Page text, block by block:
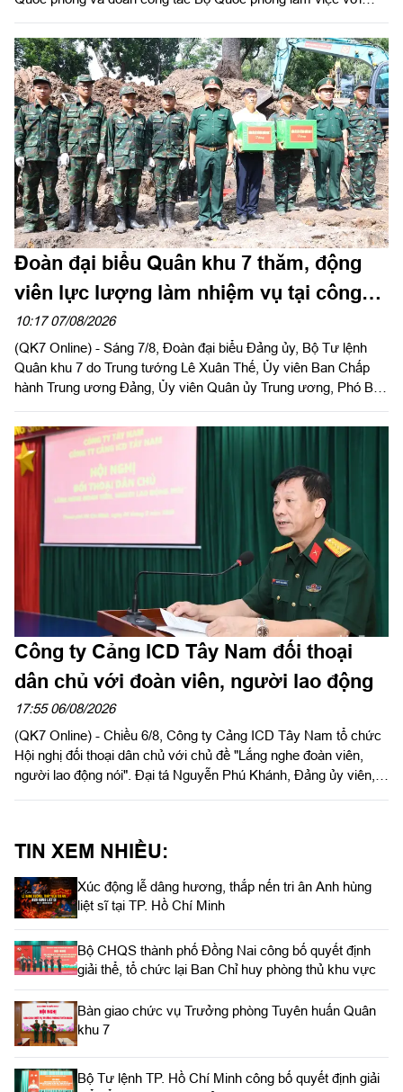
chức cơ cấu lại doanh nghiệp. Thiếu tướng Đặng Văn Lẫm, Ủy
viên Thường vụ Đảng ủy, Phó Tư lệnh Quân khu tiếp đoàn.
Đoàn đại biểu Quân khu 7 thăm, động
viên lực lượng làm nhiệm vụ tại công
viên Lê Thị Riêng
10:17 07/08/2026
(QK7 Online) - Sáng 7/8, Đoàn đại biểu Đảng ủy, Bộ Tư lệnh
Quân khu 7 do Trung tướng Lê Xuân Thế, Ủy viên Ban Chấp
hành Trung ương Đảng, Ủy viên Quân ủy Trung ương, Phó Bí
hoa, dâng hương tưởng niệm cố Tổng Bí thư Trần Phú, các anh
hùng liệt sĩ và thăm, động viên lực lượng đang làm nhiệm vụ tại
công viên Lê Thị Riêng, Thành phố Hồ Chí Minh.
Công ty Cảng ICD Tây Nam đối thoại
dân chủ với đoàn viên, người lao động
17:55 06/08/2026
(QK7 Online) - Chiều 6/8, Công ty Cảng ICD Tây Nam tổ chức
Hội nghị đối thoại dân chủ với chủ đề "Lắng nghe đoàn viên,
người lao động nói". Đại tá Nguyễn Phú Khánh, Đảng ủy viên,
Hương, Trưởng phòng Công tác quần chúng, Cục Chính trị
Quân khu 7; Đại tá Trần Thị Mỹ Châu, Phó Tổng giám đốc
Công ty Tây Nam cùng đông đảo cán bộ, đoàn viên, người lao
động Công ty Cảng ICD Tây Nam.
TIN XEM NHIỀU:
Xúc động lễ dâng hương, thắp nến tri ân Anh hùng
liệt sĩ tại TP. Hồ Chí Minh
Bộ CHQS thành phố Đồng Nai công bố quyết định
giải thể, tổ chức lại Ban Chỉ huy phòng thủ khu vực
Bàn giao chức vụ Trưởng phòng Tuyên huấn Quân
khu 7
Bộ Tư lệnh TP. Hồ Chí Minh công bố quyết định giải